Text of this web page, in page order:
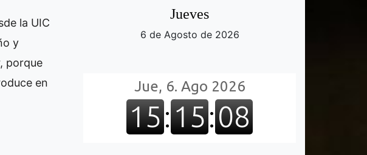
la UIC
y
porque
en
Jueves
6 de Agosto de 2026